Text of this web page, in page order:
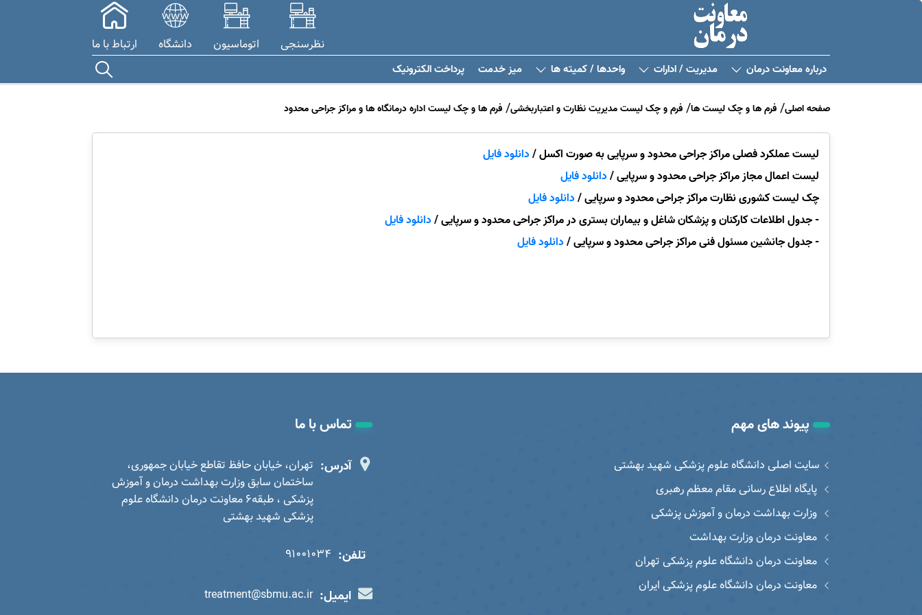
نظرسنجی اتوماسیون دانشگاه ارتباط با ما
درباره معاونت درمان مدیریت / ادارات واحدها / کمیته ها میز خدمت پرداخت الکترونیک
صفحه اصلی فرم ها و چک لیست ها فرم و چک لیست مدیریت نظارت و اعتباربخشی فرم ها و چک لیست اداره درمانگاه ها و مراکز جراحی محدود
لیست عملکرد فصلی مراکز جراحی محدود و سرپایی به صورت اکسل /دانلود فایل
لیست اعمال مجاز مراکز جراحی محدود و سرپایی /دانلود فایل
چک لیست کشوری نظارت مراکز جراحی محدود و سرپایی /دانلود فایل
- جدول اطلاعات کارکنان و پزشکان شاغل و بیماران بستری در مراکز جراحی محدود و سرپایی /دانلود فایل
- جدول جانشین مسئول فنی مراکز جراحی محدود و سرپایی /دانلود فایل
پیوند های مهم
سایت اصلی دانشگاه علوم پزشکی شهید بهشتی
پایگاه اطلاع رسانی مقام معظم رهبری
وزارت بهداشت درمان و آموزش پزشکی
معاونت درمان وزارت بهداشت
معاونت درمان دانشگاه علوم پزشکی تهران
معاونت درمان دانشگاه علوم پزشکی ایران
تماس با ما
آدرس: تهران، خیابان حافظ تقاطع خیابان جمهوری،
ساختمان سابق وزارت بهداشت درمان و آموزش
پزشکی ، طبقه6 معاونت درمان دانشگاه علوم
پزشکی شهید بهشتی
تلفن: 91001034
ایمیل: treatment@sbmu.ac.ir